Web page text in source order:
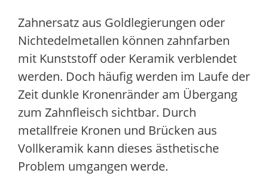
Zahnersatz aus Goldlegierungen oder
Nichtedelmetallen können zahnfarben
mit Kunststoff oder Keramik verblendet
werden. Doch häufig werden im Laufe der
Zeit dunkle Kronenränder am Übergang
zum Zahnfleisch sichtbar. Durch
metallfreie Kronen und Brücken aus
Vollkeramik kann dieses ästhetische
Problem umgangen werde.